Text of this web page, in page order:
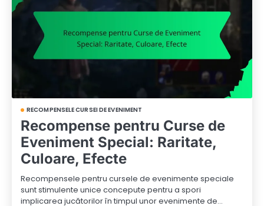
RECOMPENSELE CURSEI DE EVENIMENT
Recompense pentru Curse de
Eveniment Special: Raritate,
Culoare, Efecte
Recompensele pentru cursele de evenimente speciale
sunt stimulente unice concepute pentru a spori
implicarea jucătorilor în timpul unor evenimente de…